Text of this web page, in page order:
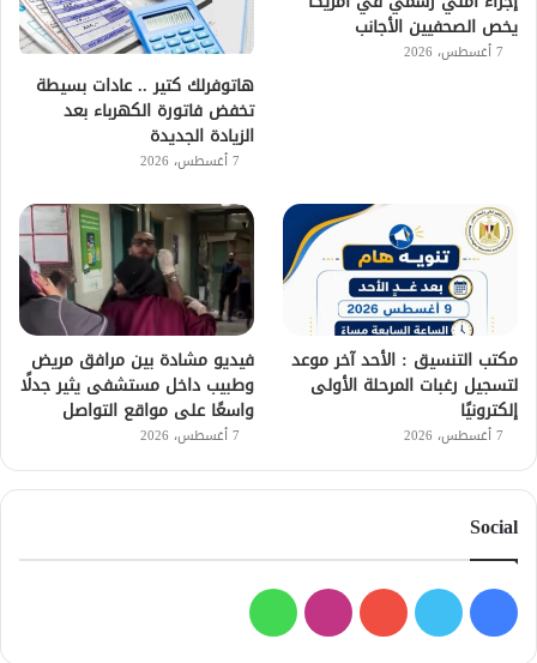
يخص الصحفيين الأجانب
7 أغسطس، 2026
هاتوفرلك كتير .. عادات بسيطة
تخفض فاتورة الكهرباء بعد
الزيادة الجديدة
7 أغسطس، 2026
مكتب التنسيق : الأحد آخر موعد
لتسجيل رغبات المرحلة الأولى
إلكترونيًا
7 أغسطس، 2026
فيديو مشادة بين مرافق مريض
وطبيب داخل مستشفى يثير جدلًا
واسعًا على مواقع التواصل
7 أغسطس، 2026
Social
فيسبوك
تويتر يوتيوبانستقرامواتساب